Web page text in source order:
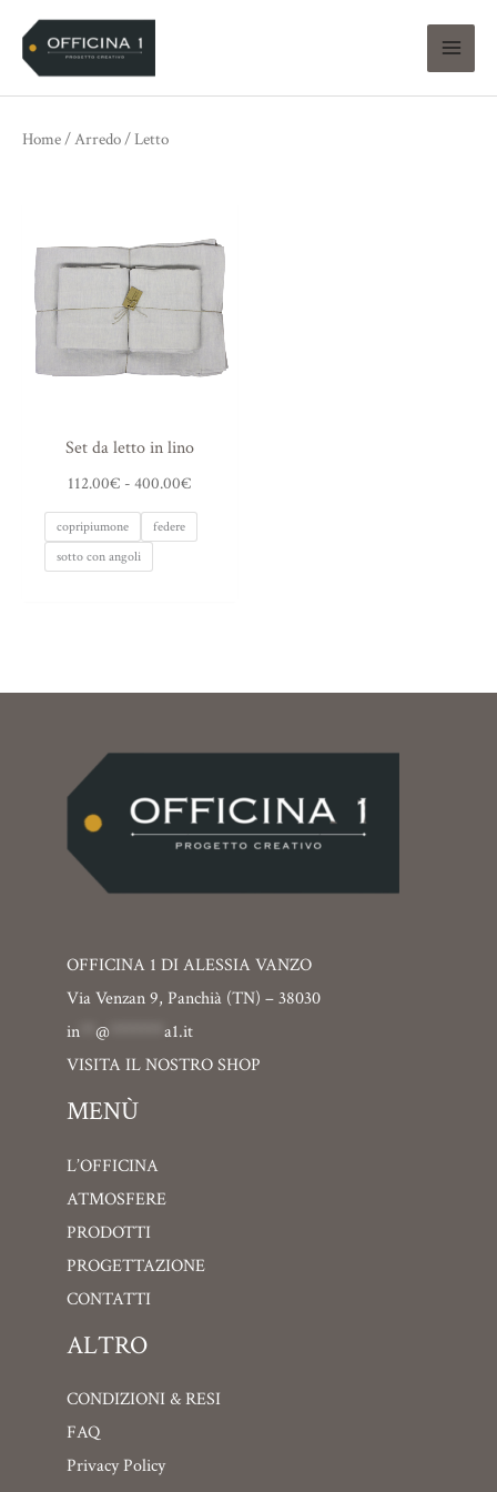
contenuto
Home/Arredo/ Letto
Set da letto in lino
112.00€ - 400.00€
prezzo:
da
112.00€
a
400.00€
copripiumone
federe
sotto con angoli
OFFICINA 1 DI ALESSIA VANZO
Via Venzan 9, Panchià (TN) – 38030
in
@
a1.it
VISITA IL NOSTRO SHOP
MENÙ
L’OFFICINA
ATMOSFERE
PRODOTTI
PROGETTAZIONE
CONTATTI
ALTRO
CONDIZIONI & RESI
FAQ
Privacy Policy